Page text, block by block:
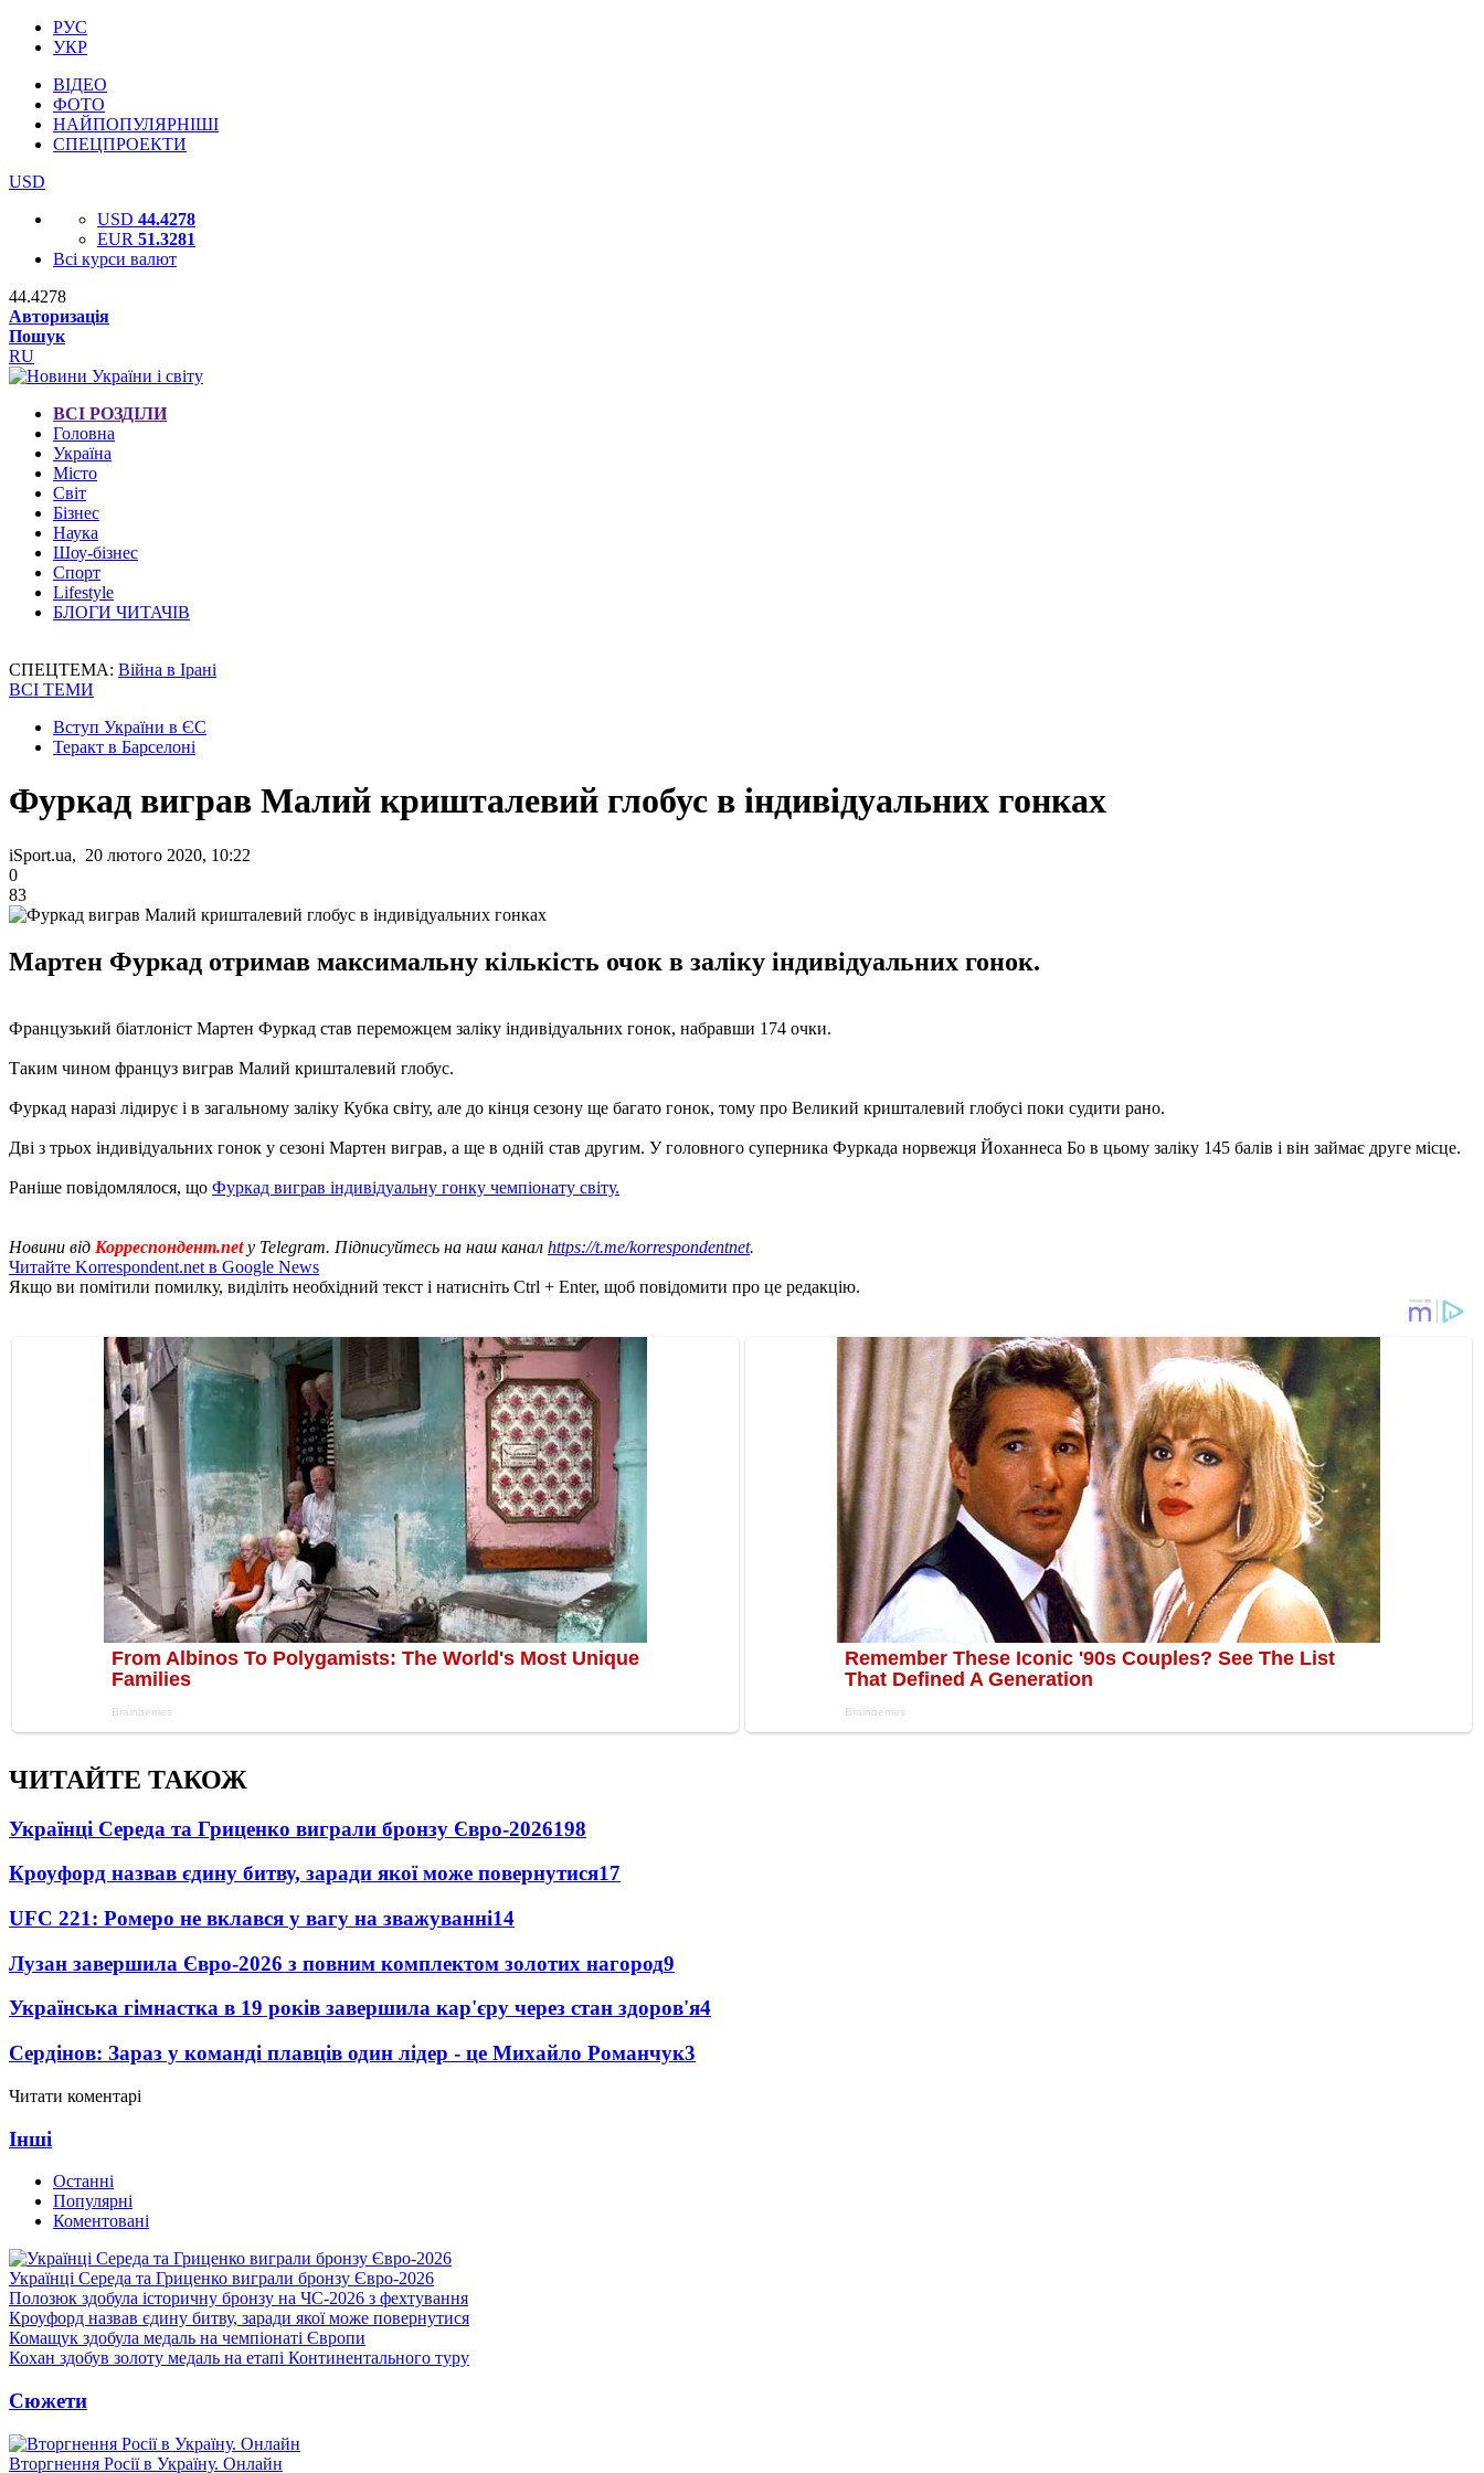
РУС
УКР
ВІДЕО
ФОТО
НАЙПОПУЛЯРНІШІ
СПЕЦПРОЕКТИ
USD
USD 44.4278
EUR 51.3281
Всі курси валют
44.4278
Авторизація
Пошук
RU
ВСІ РОЗДІЛИ
Головна
Україна
Місто
Світ
Бізнес
Наука
Шоу-бізнес
Спорт
Lifestyle
БЛОГИ ЧИТАЧІВ
СПЕЦТЕМА: Війна в Ірані
ВСІ ТЕМИ
Вступ України в ЄС
Теракт в Барселоні
Фуркад виграв Малий кришталевий глобус в індивідуальних гонках
iSport.ua, 20 лютого 2020, 10:22
0
83
Мартен Фуркад отримав максимальну кількість очок в заліку індивідуальних гонок.
Французький біатлоніст Мартен Фуркад став переможцем заліку індивідуальних гонок, набравши 174 очки.
Таким чином француз виграв Малий кришталевий глобус.
Фуркад наразі лідирує і в загальному заліку Кубка світу, але до кінця сезону ще багато гонок, тому про Великий кришталевий глобусі поки судити рано.
Дві з трьох індивідуальних гонок у сезоні Мартен виграв, а ще в одній став другим. У головного суперника Фуркада норвежця Йоханнеса Бо в цьому заліку 145 балів і він займає друге місце.
Раніше повідомлялося, що Фуркад виграв індивідуальну гонку чемпіонату світу.
Новини від Корреспондент.net у Telegram. Підписуйтесь на наш канал https://t.me/korrespondentnet.
Читайте Korrespondent.net в Google News
Якщо ви помітили помилку, виділіть необхідний текст і натисніть Ctrl + Enter, щоб повідомити про це редакцію.
ЧИТАЙТЕ ТАКОЖ
Українці Середа та Гриценко виграли бронзу Євро-2026198
Кроуфорд назвав єдину битву, заради якої може повернутися17
UFC 221: Ромеро не вклався у вагу на зважуванні14
Лузан завершила Євро-2026 з повним комплектом золотих нагород9
Українська гімнастка в 19 років завершила кар'єру через стан здоров'я4
Сердінов: Зараз у команді плавців один лідер - це Михайло Романчук3
Читати коментарі
Інші
Останні
Популярні
Коментовані
Українці Середа та Гриценко виграли бронзу Євро-2026
Полозюк здобула історичну бронзу на ЧС-2026 з фехтування
Кроуфорд назвав єдину битву, заради якої може повернутися
Комащук здобула медаль на чемпіонаті Європи
Кохан здобув золоту медаль на етапі Континентального туру
Сюжети
Вторгнення Росії в Україну. Онлайн